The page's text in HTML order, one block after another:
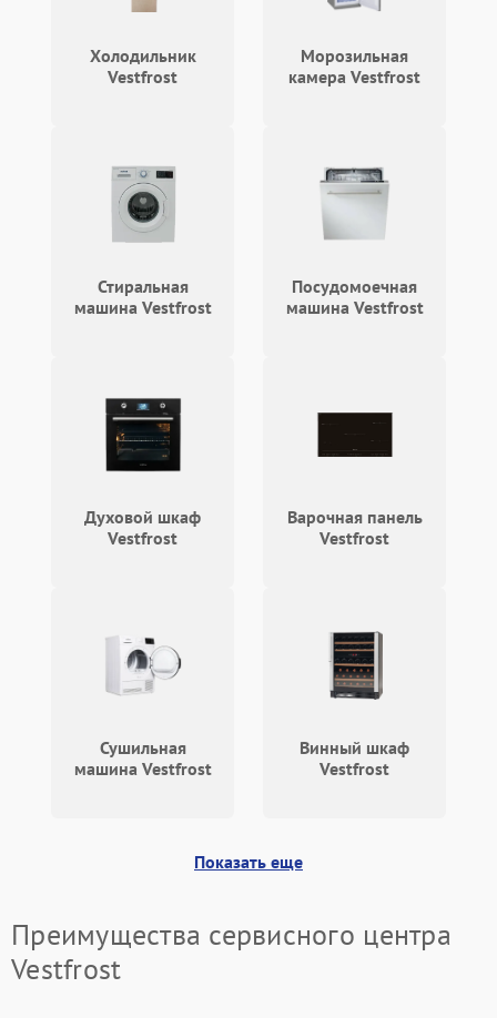
Холодильник
Vestfrost
Морозильная
камера Vestfrost
Стиральная
машина Vestfrost
Посудомоечная
машина Vestfrost
Духовой шкаф
Vestfrost
Варочная панель
Vestfrost
Сушильная
машина Vestfrost
Винный шкаф
Vestfrost
Показать еще
Преимущества сервисного центра
Vestfrost